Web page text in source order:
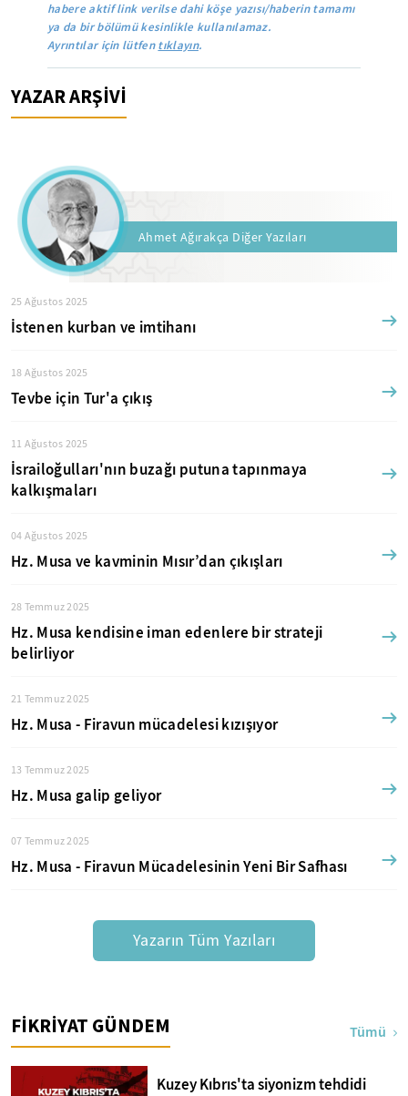
habere aktif link verilse dahi köşe yazısı/haberin tamamı
ya da bir bölümü kesinlikle kullanılamaz.
Ayrıntılar için lütfentıklayın.
YAZAR ARŞİVİ
Ahmet Ağırakça Diğer Yazıları
25 Ağustos 2025
İstenen kurban ve imtihanı
18 Ağustos 2025
Tevbe için Tur'a çıkış
11 Ağustos 2025
İsrailoğulları'nın buzağı putuna tapınmaya
kalkışmaları
04 Ağustos 2025
Hz. Musa ve kavminin Mısır’dan çıkışları
28 Temmuz 2025
Hz. Musa kendisine iman edenlere bir strateji
belirliyor
21 Temmuz 2025
Hz. Musa - Firavun mücadelesi kızışıyor
13 Temmuz 2025
Hz. Musa galip geliyor
07 Temmuz 2025
Hz. Musa - Firavun Mücadelesinin Yeni Bir Safhası
Yazarın Tüm Yazıları
FİKRİYAT GÜNDEM Tümü
Kuzey Kıbrıs'ta siyonizm tehdidi